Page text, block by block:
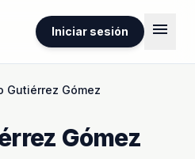
Iniciar sesión menu
Gutiérrez Gómez
Gómez